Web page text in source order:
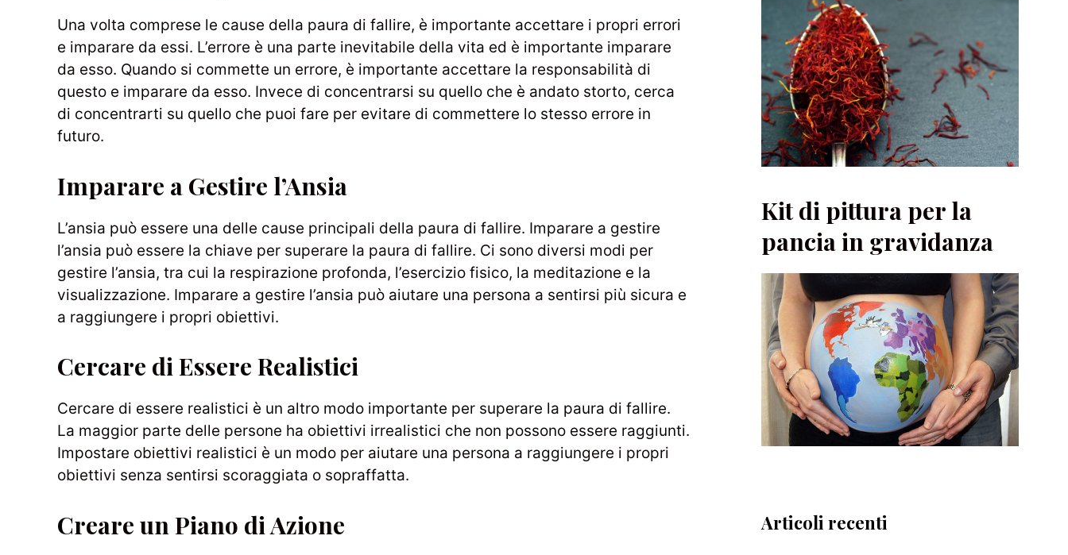
Vol. 1)
Una volta comprese le cause della paura di fallire, è importante accettare i propri errori
e imparare da essi. L’errore è una parte inevitabile della vita ed è importante imparare
da esso. Quando si commette un errore, è importante accettare la responsabilità di
questo e imparare da esso. Invece di concentrarsi su quello che è andato storto, cerca
di concentrarti su quello che puoi fare per evitare di commettere lo stesso errore in
futuro.
Imparare a Gestire l’Ansia
L’ansia può essere una delle cause principali della paura di fallire. Imparare a gestire
l’ansia può essere la chiave per superare la paura di fallire. Ci sono diversi modi per
gestire l’ansia, tra cui la respirazione profonda, l’esercizio fisico, la meditazione e la
visualizzazione. Imparare a gestire l’ansia può aiutare una persona a sentirsi più sicura e
a raggiungere i propri obiettivi.
Cercare di Essere Realistici
Cercare di essere realistici è un altro modo importante per superare la paura di fallire.
La maggior parte delle persone ha obiettivi irrealistici che non possono essere raggiunti.
Impostare obiettivi realistici è un modo per aiutare una persona a raggiungere i propri
obiettivi senza sentirsi scoraggiata o sopraffatta.
Creare un Piano di Azione
Kit di pittura per la
pancia in gravidanza
Articoli recenti